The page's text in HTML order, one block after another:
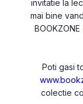
invitatie la
mai bine
Poti gasi
colectie